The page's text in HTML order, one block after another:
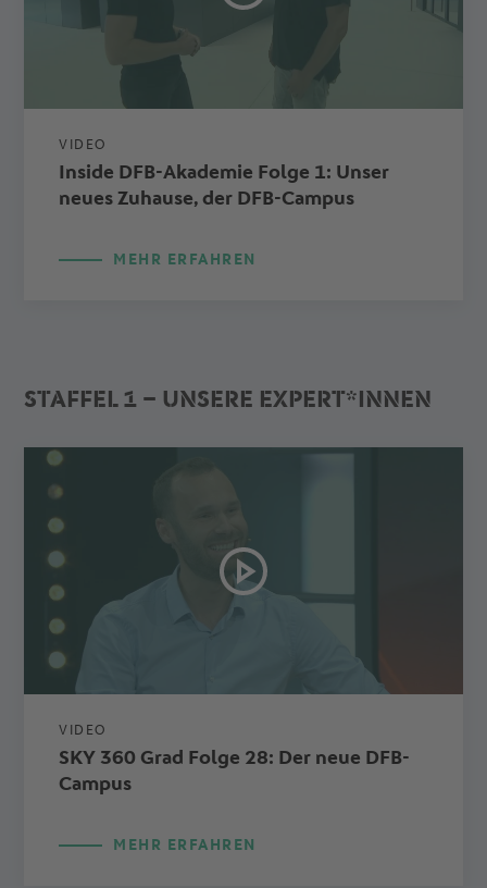
VIDEO
Inside DFB-Akademie Folge 1: Unser
neues Zuhause, der DFB-Campus
MEHR ERFAHREN
STAFFEL 1 – UNSERE EXPERT*INNEN
VIDEO
SKY 360 Grad Folge 28: Der neue DFB-
Campus
MEHR ERFAHREN